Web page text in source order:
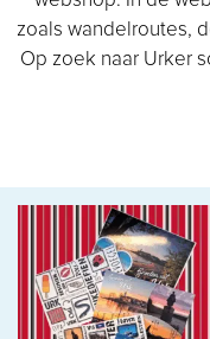
zoals wandelroutes,
Op zoek naar Urker